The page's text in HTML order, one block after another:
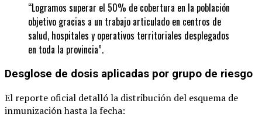
“Logramos superar el 50% de cobertura en la población
objetivo gracias a un trabajo articulado en centros de
salud, hospitales y operativos territoriales desplegados
en toda la provincia”.
Desglose de dosis aplicadas por grupo de riesgo
El reporte oficial detalló la distribución del esquema de
inmunización hasta la fecha: